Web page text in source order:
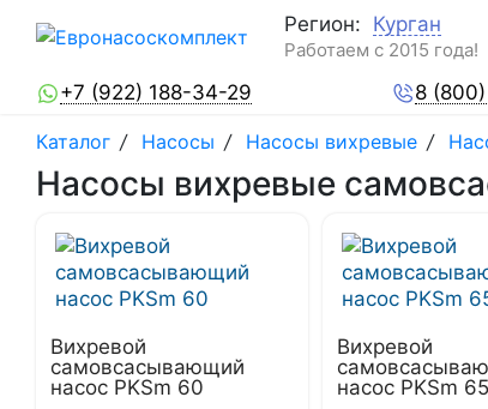
Регион: Курган
Работаем с 2015 года!
+7 (922) 188-34-29 8
Каталог / Насосы / Насосы вихревые /
Насосы вихревые
Вихревой
самовсасывающий
насос PKSm 60
Вихревой
насос PKSm 65